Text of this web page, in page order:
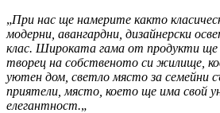
„При нас ще намерите както
модерни, авангардни, дизайнерски
клас. Широката гама от продукти ще
творец на собственото си жилище,
уютен дом, светло място за семейни
приятели, място, което ще има свой
елегантност.„